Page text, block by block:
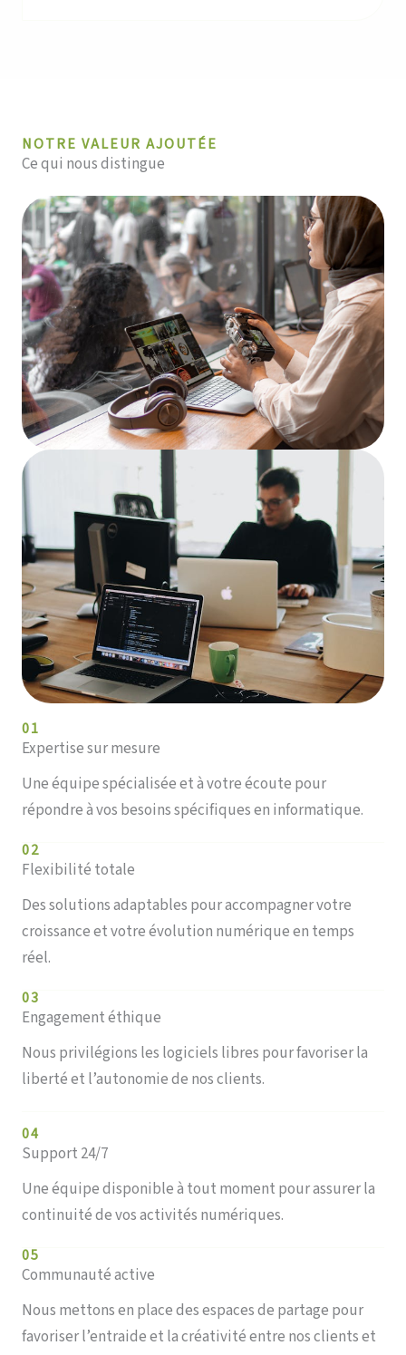
NOTRE VALEUR AJOUTÉE
Ce qui nous distingue
01
Expertise sur mesure
Une équipe spécialisée et à votre écoute pour
répondre à vos besoins spécifiques en informatique.
02
Flexibilité totale
Des solutions adaptables pour accompagner votre
croissance et votre évolution numérique en temps
réel.
03
Engagement éthique
Nous privilégions les logiciels libres pour favoriser la
liberté et l’autonomie de nos clients.
04
Support 24/7
Une équipe disponible à tout moment pour assurer la
continuité de vos activités numériques.
05
Communauté active
Nous mettons en place des espaces de partage pour
favoriser l’entraide et la créativité entre nos clients et